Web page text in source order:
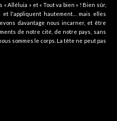
Alléluia » et « Tout va bien » ! Bien sûr,
et l'appliquent hautement… mais elles
davantage nous incarner, et être
de notre cité, de notre pays, sans
sommes le corps. La tête ne peut pas